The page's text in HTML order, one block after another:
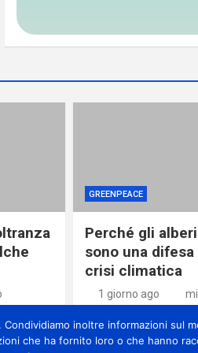
GREENPEACE
Perché gli
sono una
crisi climatica
1 giorno ago
inoltre informazioni sul
che ha fornito loro o che hanno